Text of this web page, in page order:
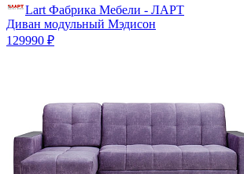
Lart Фабрика Мебели - ЛАРТ
Диван модульный Мэдисон
129990 ₽